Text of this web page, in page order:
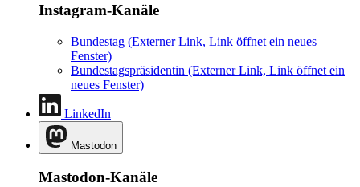
Instagram-Kanäle
Bundestag (Externer Link, Link öffnet ein neues
Fenster)
Bundestagspräsidentin (Externer Link, Link öffnet ein
neues Fenster)
LinkedIn
Mastodon
Mastodon-Kanäle